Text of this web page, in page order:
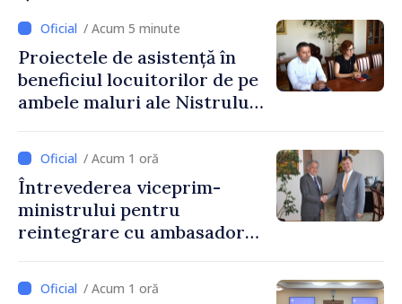
/ Acum 5 minute
Proiectele de asistență în
beneficiul locuitorilor de pe
ambele maluri ale Nistrului
viceprim-ministrului cu
reprezentanta rezidentă a
PNUD în Republica Moldova,
Daniela Gasparikova
/ Acum 1 oră
Întrevederea viceprim-
ministrului pentru
reintegrare cu ambasadorul
Moldova
/ Acum 1 oră